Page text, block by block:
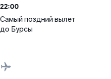
22:00
Самый поздний вылет
до Бурсы